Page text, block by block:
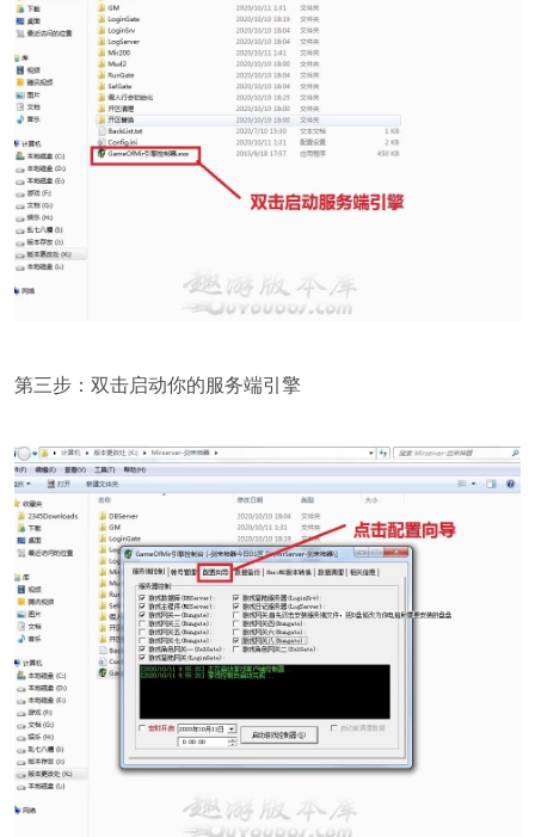
第三步：双击启动你的服务端引擎